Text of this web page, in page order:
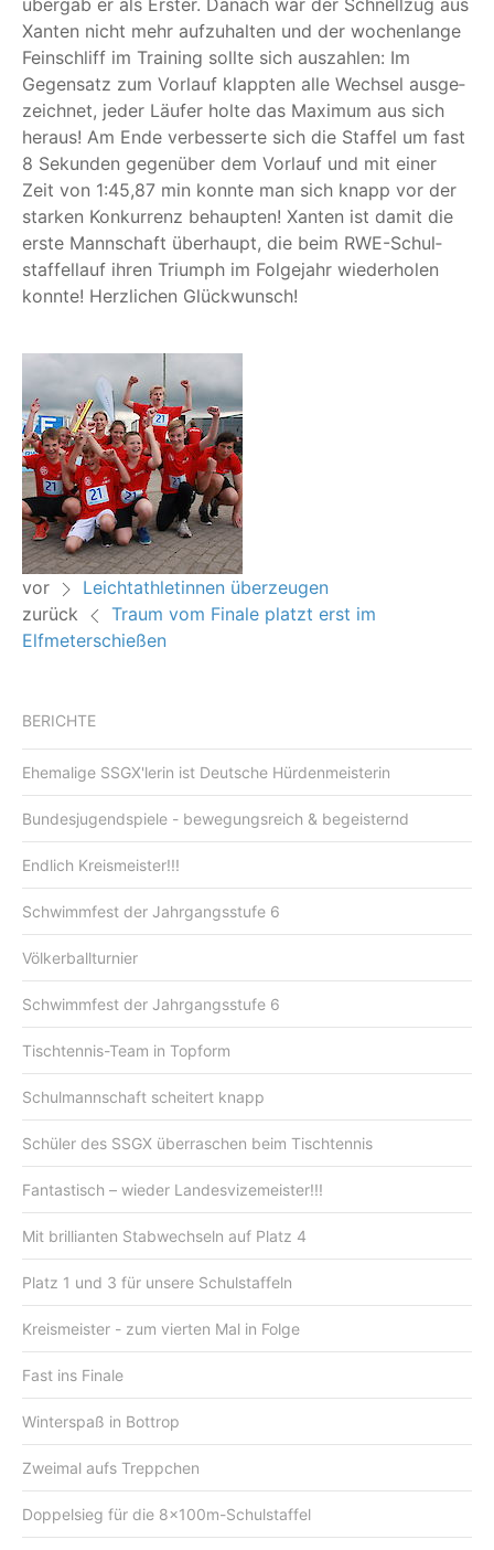
über­gab er als Ers­ter. Danach war der Schnell­zug aus
Xan­ten nicht mehr auf­zu­hal­ten und der wochen­lan­ge
Fein­schliff im Trai­ning soll­te sich aus­zah­len: Im
Gegen­satz zum Vor­lauf klapp­ten alle Wech­sel aus­ge­
zeich­net, jeder Läu­fer hol­te das Maxi­mum aus sich
her­aus! Am Ende ver­bes­ser­te sich die Staf­fel um fast
8 Sekun­den gegen­über dem Vor­lauf und mit einer
Zeit von 1:45,87 min konn­te man sich knapp vor der
star­ken Kon­kur­renz behaup­ten! Xan­ten ist damit die
ers­te Mann­schaft über­haupt, die beim RWE-Schul­
staf­fel­lauf ihren Tri­umph im Fol­ge­jahr wie­der­ho­len
konn­te! Herz­li­chen Glückwunsch!
vor
Leichtathletinnen überzeugen
zurück
Traum vom Finale platzt erst im
Elfmeterschießen
BERICHTE
Ehemalige SSGX'lerin ist Deutsche Hürdenmeisterin
Bundesjugendspiele - bewegungsreich & begeisternd
Endlich Kreismeister!!!
Schwimmfest der Jahrgangsstufe 6
Völkerballturnier
Schwimmfest der Jahrgangsstufe 6
Tischtennis-Team in Topform
Schulmannschaft scheitert knapp
Schüler des SSGX überraschen beim Tischtennis
Fantastisch – wieder Landesvizemeister!!!
Mit brillianten Stabwechseln auf Platz 4
Platz 1 und 3 für unsere Schulstaffeln
Kreismeister - zum vierten Mal in Folge
Fast ins Finale
Winterspaß in Bottrop
Zweimal aufs Treppchen
Doppelsieg für die 8x100m-Schulstaffel